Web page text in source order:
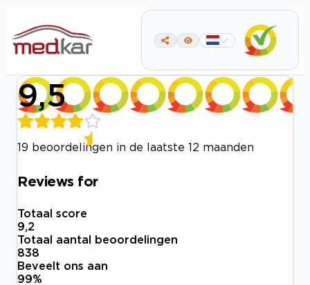
9,5
19 beoordelingen in de laatste 12 maanden
Reviews for
Totaal score
9,2
Totaal aantal beoordelingen
838
Beveelt ons aan
99%